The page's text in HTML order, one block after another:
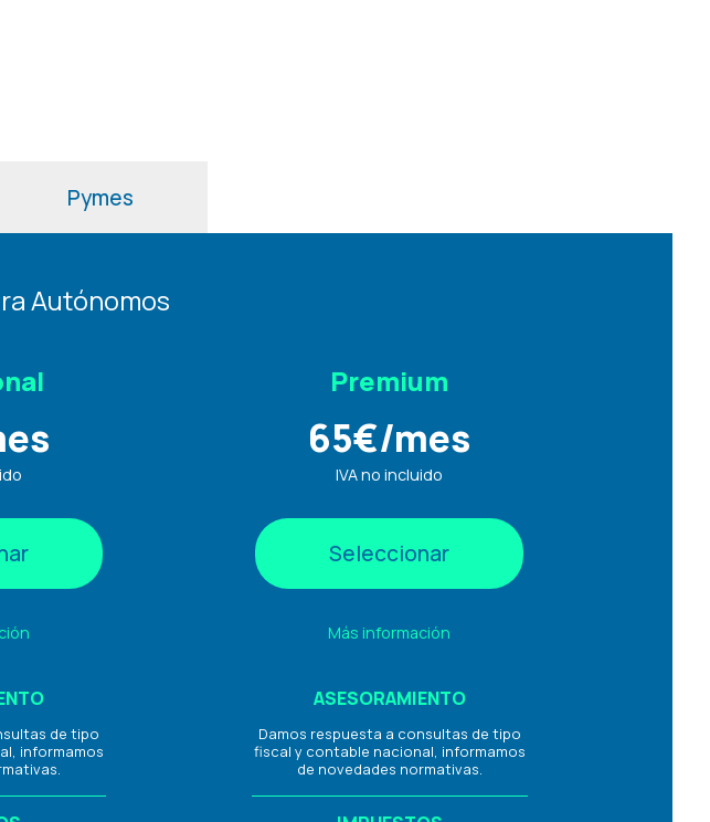
Pymes
Autónomos
de tipo
informamos
Premium
65€/mes
IVA no incluido
Seleccionar
Más información
ASESORAMIENTO
Damos respuesta a consultas de tipo
fiscal y contable nacional, informamos
de novedades normativas.